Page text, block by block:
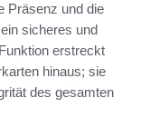
Präsenz und die
sicheres und
erstreckt
hinaus; sie
des gesamten